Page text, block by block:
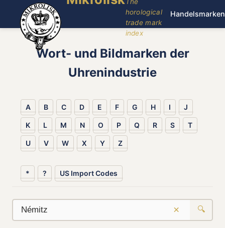
horological
trade mark
index
Handelsmarken
Wort- und Bildmarken der
Uhrenindustrie
A B C D E F G H I J
K L M N O P Q R S T
U V W X Y Z
* ? US Import Codes
× 🔍